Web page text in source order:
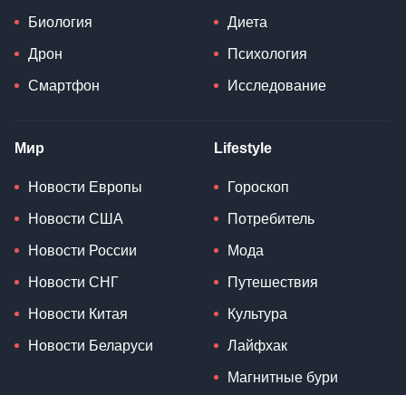
Биология
Дрон
Смартфон
Диета
Психология
Исследование
Мир
Новости Европы
Новости США
Новости России
Новости СНГ
Новости Китая
Новости Беларуси
Lifestyle
Гороскоп
Потребитель
Мода
Путешествия
Культура
Лайфхак
Магнитные бури